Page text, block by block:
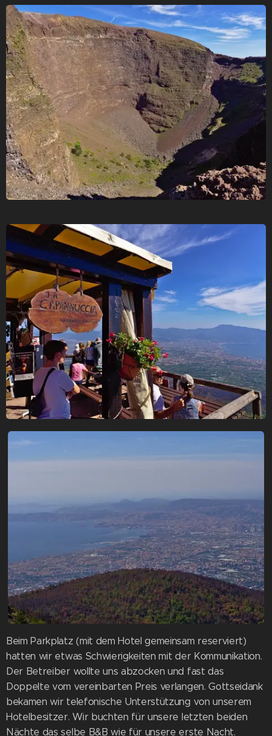
Beim Parkplatz (mit dem Hotel gemeinsam reserviert)
hatten wir etwas Schwierigkeiten mit der Kommunikation.
Der Betreiber wollte uns abzocken und fast das
Doppelte vom vereinbarten Preis verlangen. Gottseidank
bekamen wir telefonische Unterstützung von unserem
Hotelbesitzer. Wir buchten für unsere letzten beiden
Nächte das selbe B&B wie für unsere erste Nacht.